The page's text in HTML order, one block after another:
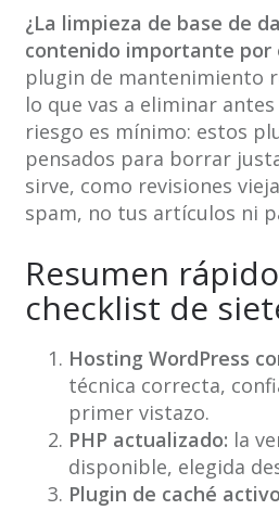
¿La limpieza de base de
contenido importante por
plugin de mantenimiento
lo que vas a eliminar
riesgo es mínimo: estos
pensados para borrar
sirve, como revisiones
spam, no tus artículos ni
Resumen
checklist de
Hosting WordPress
técnica correcta,
primer vistazo.
PHP actualizado: la
disponible, elegida
Plugin de caché